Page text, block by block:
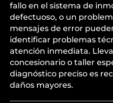
fallo en el sistema de
defectuoso, o un
mensajes de error
identificar problemas
atención inmediata.
concesionario o taller
diagnóstico preciso es
daños mayores.